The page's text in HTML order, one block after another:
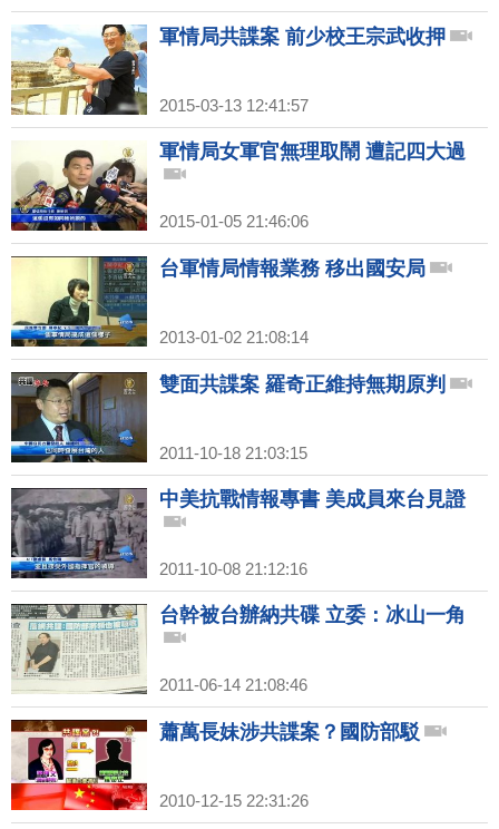
軍情局共諜案 前少校王宗武收押
2015-03-13 12:41:57
軍情局女軍官無理取鬧 遭記四大過
2015-01-05 21:46:06
台軍情局情報業務 移出國安局
2013-01-02 21:08:14
雙面共諜案 羅奇正維持無期原判
2011-10-18 21:03:15
中美抗戰情報專書 美成員來台見證
2011-10-08 21:12:16
台幹被台辦納共碟 立委：冰山一角
2011-06-14 21:08:46
蕭萬長妹涉共諜案？國防部駁
2010-12-15 22:31:26